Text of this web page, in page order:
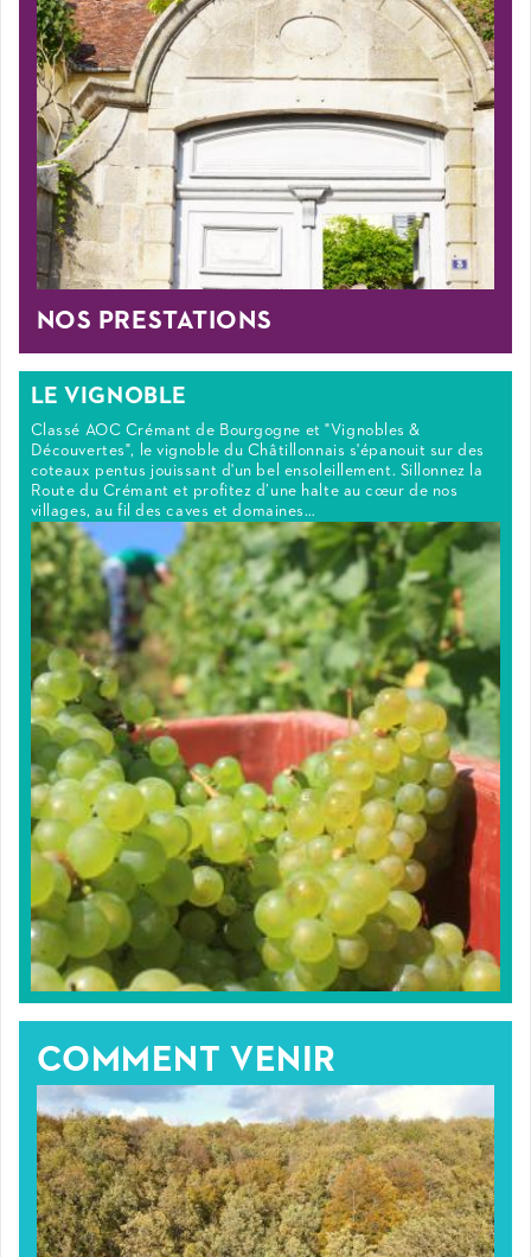
NOS PRESTATIONS
LE VIGNOBLE
Classé AOC Crémant de Bourgogne et "Vignobles &
Découvertes", le vignoble du Châtillonnais s'épanouit sur des
coteaux pentus jouissant d'un bel ensoleillement. Sillonnez la
Route du Crémant et profitez d’une halte au cœur de nos
villages, au fil des caves et domaines…
COMMENT VENIR